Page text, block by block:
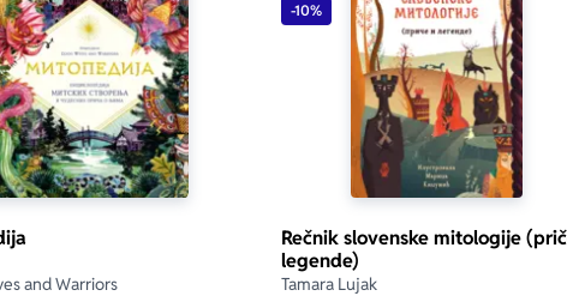
only.custom-youtube-play-icon
and Warriors
-10%
Rečnik slovenske mitologije
legende)
Tamara Lujak